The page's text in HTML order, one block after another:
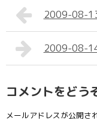
2009-08-
2009-08-
コメントをどう
メールアドレスが公開さ